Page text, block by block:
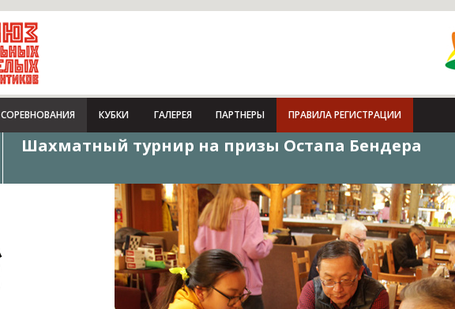
СОРЕВНОВАНИЯ КУБКИ ГАЛЕРЕЯ ПАРТНЕРЫ ПРАВИЛА РЕГИСТРАЦИИ
Шахматный турнир на призы Остапа Бендера